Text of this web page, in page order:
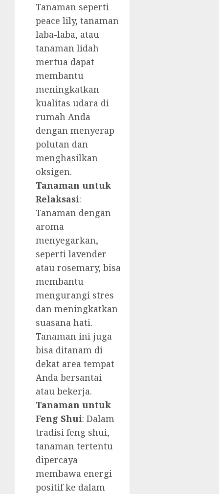
Tanaman seperti
peace lily, tanaman
laba-laba, atau
tanaman lidah
mertua dapat
membantu
meningkatkan
kualitas udara di
rumah Anda
dengan menyerap
polutan dan
menghasilkan
oksigen.
Tanaman untuk
Relaksasi:
Tanaman dengan
aroma
menyegarkan,
seperti lavender
atau rosemary, bisa
membantu
mengurangi stres
dan meningkatkan
suasana hati.
Tanaman ini juga
bisa ditanam di
dekat area tempat
Anda bersantai
atau bekerja.
Tanaman untuk
Feng Shui: Dalam
tradisi feng shui,
tanaman tertentu
dipercaya
membawa energi
positif ke dalam